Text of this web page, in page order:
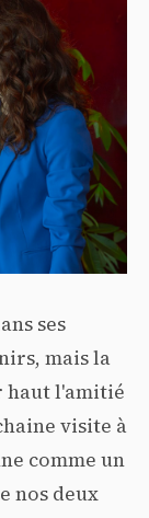
ses
mais la
haut l'amitié
visite à
comme un
nos deux